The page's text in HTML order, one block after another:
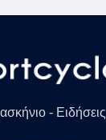
- Ειδήσεις